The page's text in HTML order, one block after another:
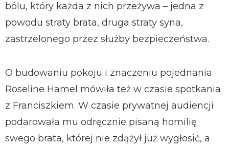
bólu, który każda z nich przeżywa – jedna z
powodu straty brata, druga straty syna,
zastrzelonego przez służby bezpieczeństwa.
O budowaniu pokoju i znaczeniu pojednania
Roseline Hamel mówiła też w czasie spotkania
z Franciszkiem. W czasie prywatnej audiencji
podarowała mu odręcznie pisaną homilię
swego brata, której nie zdążył już wygłosić, a